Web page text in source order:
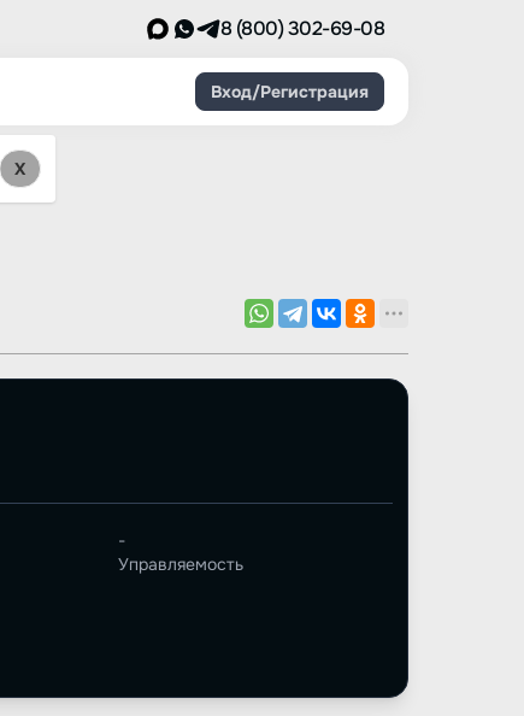
8 (800) 302-69-08
X
Вход/Регистрация
-
Управляемость